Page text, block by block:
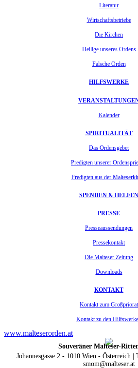
Literatur
Wirtschaftsbetriebe
Die Kirchen
Heilige unseres Ordens
Falsche Orden
HILFSWERKE
Kalender
SPIRITUALITÄT
Das Ordensgebet
Predigten unserer
Predigten aus der
SPENDEN & HELFEN
PRESSE
Presseaussendungen
Pressekontakt
Die Malteser Zeitung
Downloads
KONTAKT
Kontakt zum Großpriorat
Kontakt zu den
www.malteserorden.at
Souveräner Malteser-
Johannesgasse 2 - 1010 Wien - Österreich
smom@malteser.at